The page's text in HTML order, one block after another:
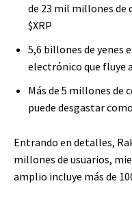
de 23 mil millones de
$XRP
5,6 billones de yenes
electrónico que fluye
Más de 5 millones de
puede desgastar
Entrando en detalles,
millones de usuarios,
amplio incluye más de